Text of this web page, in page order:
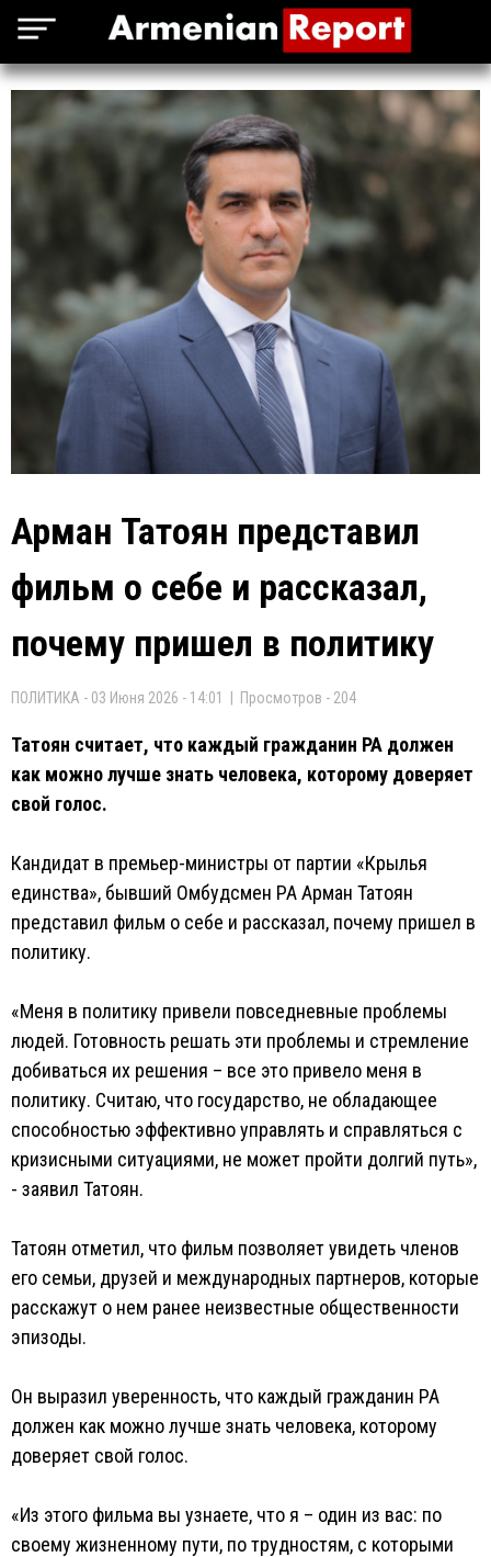
Арман Татоян представил
фильм о себе и рассказал,
почему пришел в политику
ПОЛИТИКА - 03 Июня 2026 - 14:01 | Просмотров - 204
Татоян считает, что каждый гражданин РА должен
как можно лучше знать человека, которому доверяет
свой голос.
Кандидат в премьер-министры от партии «Крылья
единства», бывший Омбудсмен РА Арман Татоян
представил фильм о себе и рассказал, почему пришел в
политику.
«Меня в политику привели повседневные проблемы
людей. Готовность решать эти проблемы и стремление
добиваться их решения – все это привело меня в
политику. Считаю, что государство, не обладающее
способностью эффективно управлять и справляться с
кризисными ситуациями, не может пройти долгий путь»,
- заявил Татоян.
Татоян отметил, что фильм позволяет увидеть членов
его семьи, друзей и международных партнеров, которые
расскажут о нем ранее неизвестные общественности
эпизоды.
Он выразил уверенность, что каждый гражданин РА
должен как можно лучше знать человека, которому
доверяет свой голос.
«Из этого фильма вы узнаете, что я – один из вас: по
своему жизненному пути, по трудностям, с которыми